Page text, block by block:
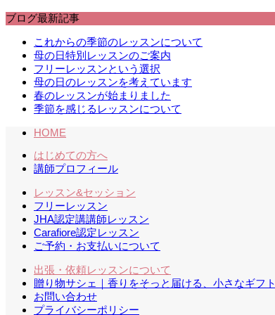
ブログ最新記事
これからの季節のレッスンについて
母の日特別レッスンのご案内
フリーレッスンという選択
母の日のレッスンを考えています
春のレッスンが始まりました
季節を感じるレッスンについて
HOME
はじめての方へ
講師プロフィール
レッスン&セッション
フリーレッスン
JHA認定講講師レッスン
Carafiore認定レッスン
ご予約・お支払いについて
出張・依頼レッスンについて
贈り物サシェ｜香りをそっと届ける、小さなギフト
お問い合わせ
プライバシーポリシー